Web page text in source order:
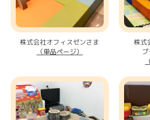
株式会社オフィスゼンさま
（単品ページ）
株式